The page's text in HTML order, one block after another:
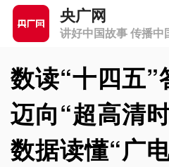
央广网
讲好中国故事 传播中
数读“十四五”
迈向“超高清
数据读懂“广